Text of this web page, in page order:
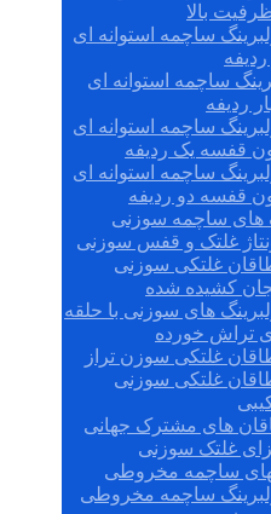
بالا
ساچمه استوانه ای
ساچمه استوانه ای
ردیفه
ساچمه استوانه ای
قفسه یک ردیفه
ساچمه استوانه ای
قفسه دو ردیفه
های ساچمه سوزنی
غلتک و قفس سوزنی
غلتکی سوزنی
کشیده شده
های سوزنی با حلقه
تراش خورده
غلتکی سوزن تراز
غلتکی سوزنی
های مشترک جهانی
غلتک سوزنی
ساچمه مخروطی
ساچمه مخروطی